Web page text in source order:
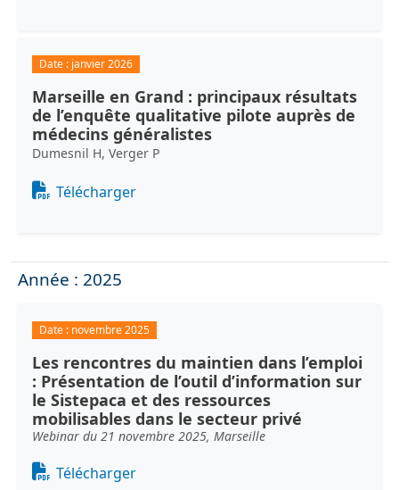
Date : janvier 2026
Marseille en Grand : principaux résultats
de l’enquête qualitative pilote auprès de
médecins généralistes
Dumesnil H, Verger P
Document
Télécharger
Année : 2025
Date : novembre 2025
Les rencontres du maintien dans l’emploi
: Présentation de l’outil d’information sur
le Sistepaca et des ressources
mobilisables dans le secteur privé
Webinar du 21 novembre 2025, Marseille
Document
Télécharger